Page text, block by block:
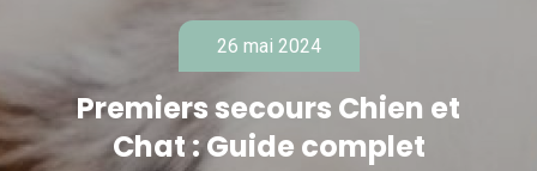
26 mai 2024
Premiers secours Chien et
Chat : Guide complet